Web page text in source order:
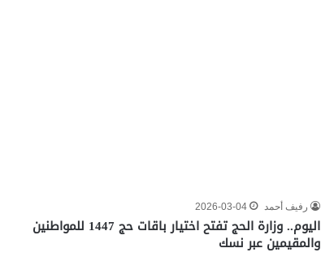
رفيف أحمد 2026-03-04
اليوم.. وزارة الحج تفتح اختيار باقات حج 1447 للمواطنين
والمقيمين عبر نسك